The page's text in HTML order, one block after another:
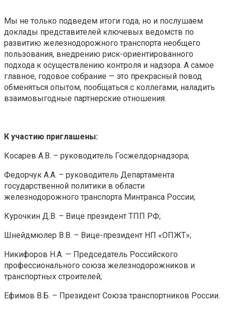
Мы не только подведем итоги года, но и послушаем
доклады представителей ключевых ведомств по
развитию железнодорожного транспорта необщего
пользования, внедрению риск-ориентированного
подхода к осуществлению контроля и надзора. А самое
главное, годовое собрание — это прекрасный повод
обменяться опытом, пообщаться с коллегами, наладить
взаимовыгодные партнерские отношения.
К участию приглашены:
Косарев А.В. – руководитель Госжелдорнадзора;
Федорчук А.А. – руководитель Департамента
государственной политики в области
железнодорожного транспорта Минтранса России;
Курочкин Д.В. – Вице президент ТПП РФ;
Шнейдмюлер В.В. – Вице-президент НП «ОПЖТ»;
Никифоров Н.А. — Председатель Российского
профессионального союза железнодорожников и
транспортных строителей;
Ефимов В.Б. – Президент Союза транспортников России.